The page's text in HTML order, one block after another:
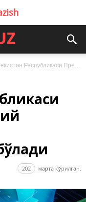
Республикаси Президенти расмий ташриф билан Туркманистонда бўлади
202 марта кўрилган.